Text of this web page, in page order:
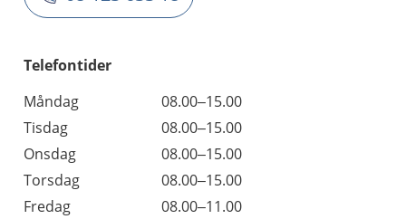
Telefontider
Måndag
08.00–15.00
Tisdag
08.00–15.00
Onsdag
08.00–15.00
Torsdag
08.00–15.00
Fredag
08.00–11.00